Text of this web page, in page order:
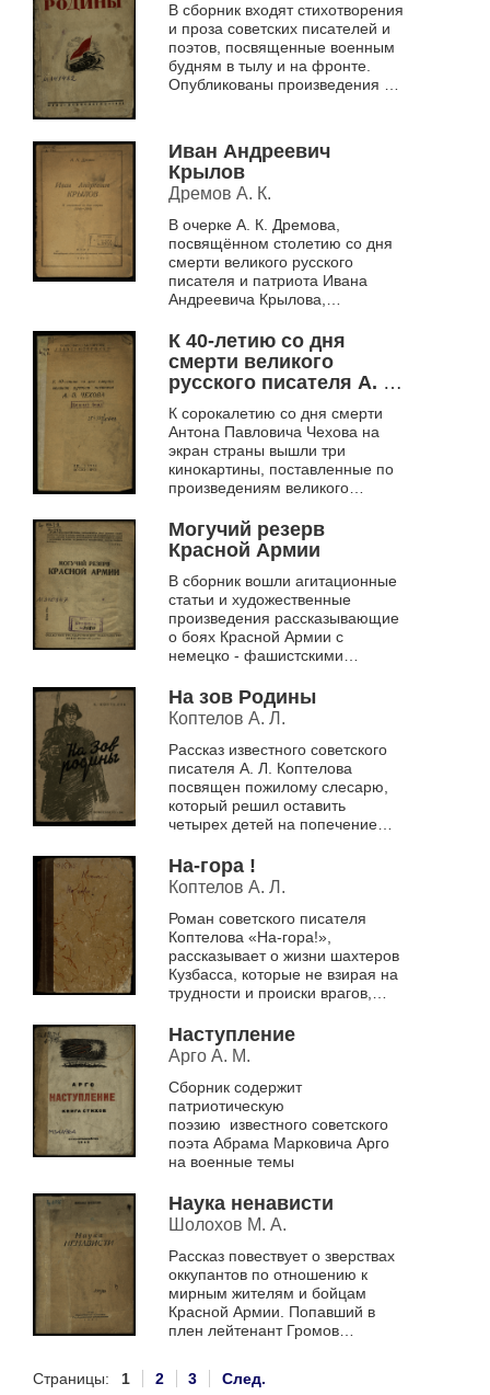
В сборник входят стихотворения
и проза советских писателей и
поэтов, посвященные военным
будням в тылу и на фронте.
Опубликованы произведения Е.
Иван Андреевич
Крылов
Дремов А. К.
В очерке А. К. Дремова,
посвящённом столетию со дня
смерти великого русского
писателя и патриота Ивана
Андреевича Крылова,
творчестве писателя. Автор
вновь напоминает о вечных...
К 40-летию со дня
смерти великого
русского писателя А. П.
Чехова
К сорокалетию со дня смерти
Антона Павловича Чехова на
экран страны вышли три
кинокартины, поставленные по
произведениям великого
«Маска», «Человек в
футляре». ...
Могучий резерв
Красной Армии
В сборник вошли агитационные
статьи и художественные
произведения рассказывающие
о боях Красной Армии с
немецко - фашистскими
На зов Родины
Коптелов А. Л.
Рассказ известного советского
писателя А. Л. Коптелова
посвящен пожилому слесарю,
который решил оставить
четырех детей на попечение
добровольцем
На-гора !
Коптелов А. Л.
Роман советского писателя
Коптелова «На-гора!»,
рассказывает о жизни шахтеров
Кузбасса, которые не взирая на
трудности и происки врагов,
рекордам во благо родины
Наступление
Арго А. М.
Сборник содержит
патриотическую
поэзию известного советского
поэта Абрама Марковича Арго
на военные темы
Наука ненависти
Шолохов М. А.
Рассказ повествует о зверствах
оккупантов по отношению к
мирным жителям и бойцам
Красной Армии. Попавший в
плен лейтенант Громов
немецкого плена и учится
ненавидеть врага ...
Страницы: 1 2 3 След.